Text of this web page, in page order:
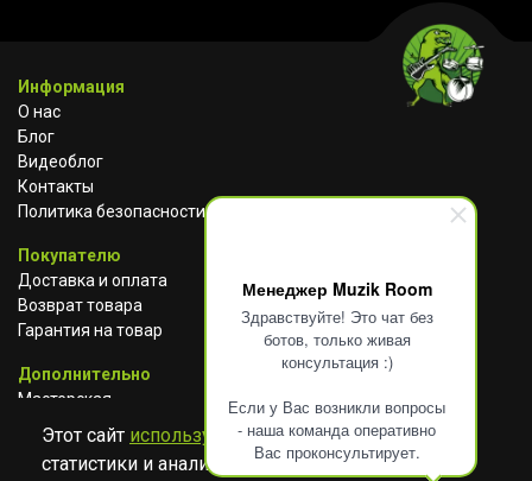
Менеджер Muzik Room
Здравствуйте! Это чат без
ботов, только живая
консультация :)
Если у Вас возникли вопросы
- наша команда оперативно
Вас проконсультирует.
Информация
О нас
Блог
Видеоблог
Контакты
Политика безопасности
Покупателю
Доставка и оплата
Возврат товара
Гарантия на товар
Дополнительно
Мастерская
Сотрудничество
Этот сайт использует cookies для сбора
статистики и анализа работы сайта. Просим